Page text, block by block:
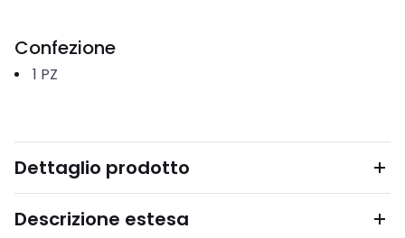
Confezione
1 PZ
Dettaglio prodotto
Descrizione estesa